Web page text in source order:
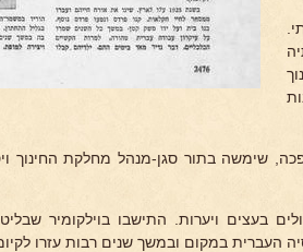
שימשה בתור סגן-מנהל מחלקת החינוך
בעצים ויערות. התישבו בוילקומיר
העברית במקום ובמשך שנים רבות עזרו